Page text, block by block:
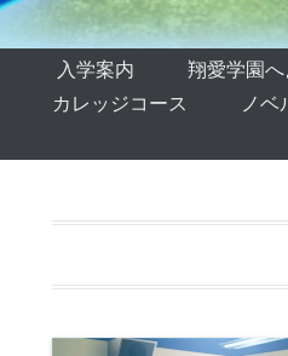
第1メニュー
コンテンツへ移動
入学案内 翔愛学園
カレッジコース
ノベ